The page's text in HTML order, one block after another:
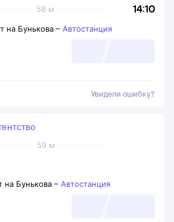
14:10
58 м
на Бунькова – Автостанция
Увидели ошибку?
59 м
на Бунькова – Автостанция